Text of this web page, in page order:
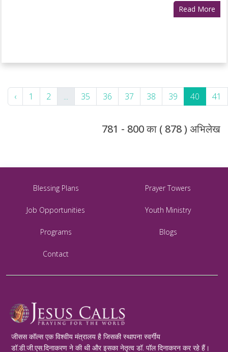
Read More
‹ 1 2 ... 35 36 37 38 39 40 41
781 - 800 का ( 878 ) अभिलेख
Blessing Plans Prayer Towers
Job Opportunities Youth Ministry
Programs Blogs
Contact
जीसस कॉल्स एक विश्वीय मंत्रालय है जिसकी स्थापना स्वर्गीय
डॉ.डी.जी.एस.दिनाकरण ने की थी और इसका नेतृत्व डॉ. पॉल दिनाकरन कर रहे हैं।